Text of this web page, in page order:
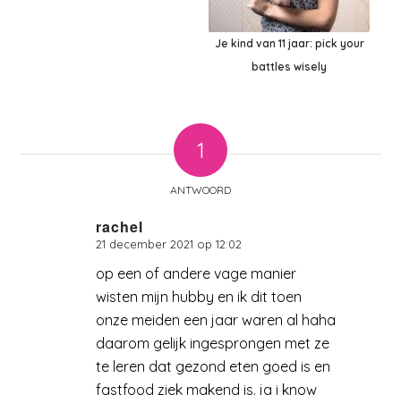
Je kind van 11 jaar: pick your
battles wisely
1
ANTWOORD
rachel
zegt:
21 december 2021 op 12:02
op een of andere vage manier
wisten mijn hubby en ik dit toen
onze meiden een jaar waren al haha
daarom gelijk ingesprongen met ze
te leren dat gezond eten goed is en
fastfood ziek makend is. ja i know